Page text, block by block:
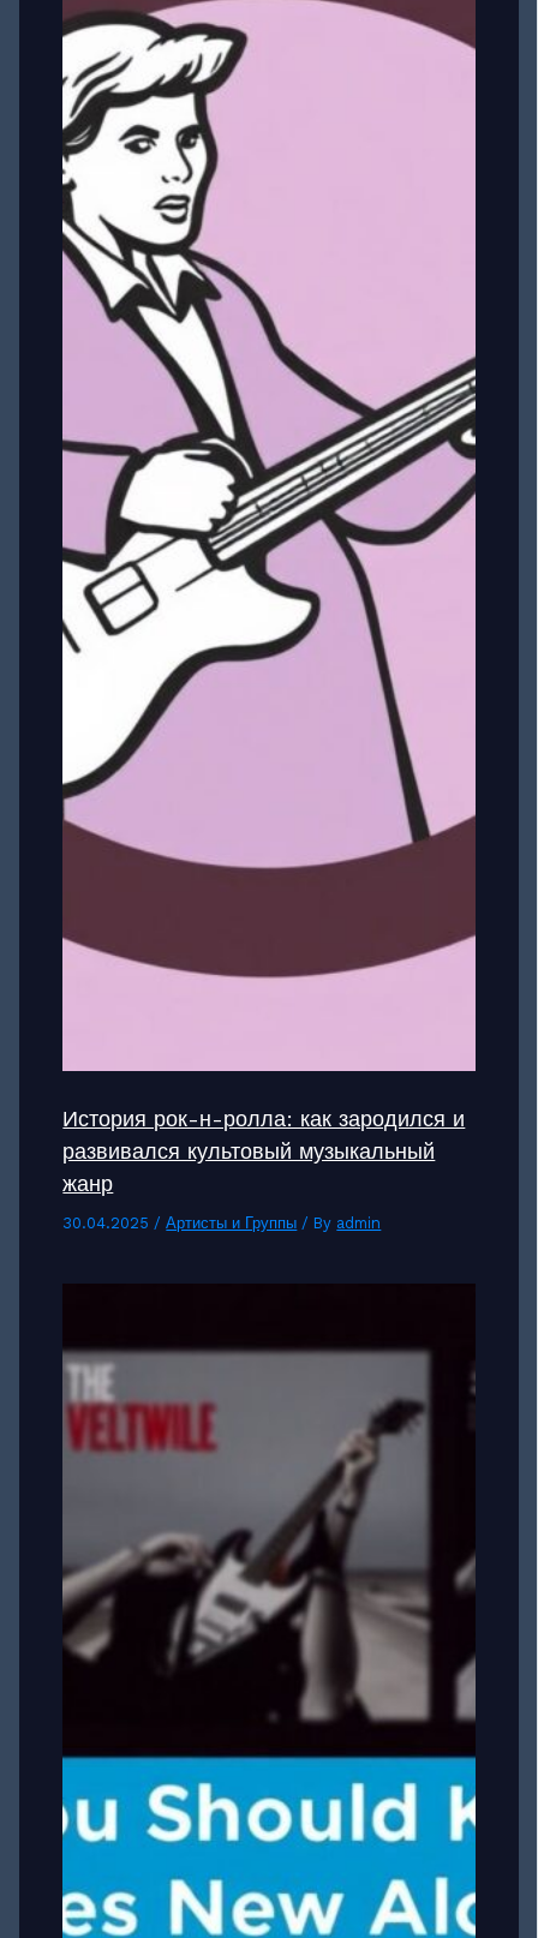
История рок-н-ролла: как зародился и
развивался культовый музыкальный
жанр
30.04.2025/Артисты и Группы / By admin